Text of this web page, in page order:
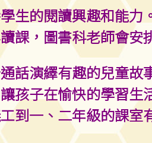
生的閱讀興趣和能
課，圖書科老師會安
話演繹有趣的兒童
孩子在愉快的學習生
到一、二年級的課